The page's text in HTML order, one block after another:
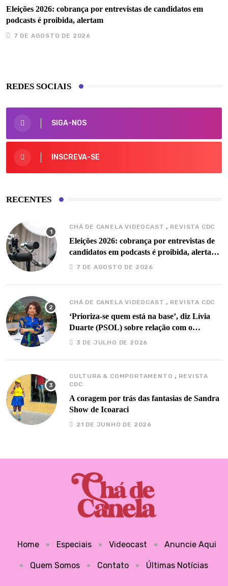
Eleições 2026: cobrança por entrevistas de candidatos em
podcasts é proibida, alertam
7 DE AGOSTO DE 2026
REDES SOCIAIS
SIGA-NOS
INSCREVA-SE
RECENTES
CHÁ DE CANELA VIDEOCAST , REVISTA CDC
Eleições 2026: cobrança por entrevistas de
candidatos em podcasts é proibida, alertam
especialistas
7 DE AGOSTO DE 2026
CHÁ DE CANELA VIDEOCAST , REVISTA CDC
‘Prioriza-se quem está na base’, diz Lívia
Duarte (PSOL) sobre relação com o
governo Barbalho
3 DE JULHO DE 2026
CULTURA & COMPORTAMENTO , REVISTA
CDC
A coragem por trás das fantasias de Sandra
Show de Icoaraci
21 DE JUNHO DE 2026
Home Especiais Videocast Anuncie Aqui
Quem Somos Contato Últimas Notícias